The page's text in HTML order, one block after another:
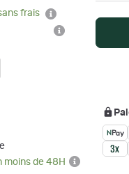
frais
moins de 48H